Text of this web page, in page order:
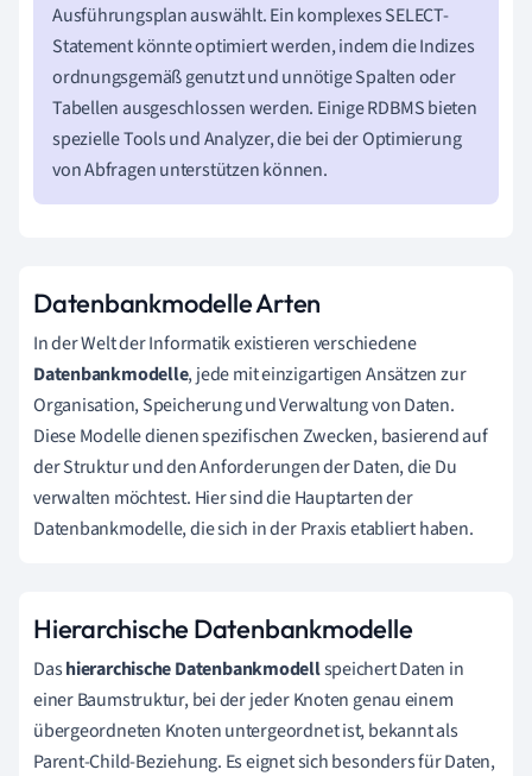
Ausführungsplan auswählt. Ein komplexes SELECT-
Statement könnte optimiert werden, indem die Indizes
ordnungsgemäß genutzt und unnötige Spalten oder
Tabellen ausgeschlossen werden. Einige RDBMS bieten
spezielle Tools und Analyzer, die bei der Optimierung
von Abfragen unterstützen können.
Datenbankmodelle Arten
In der Welt der Informatik existieren verschiedene
Datenbankmodelle, jede mit einzigartigen Ansätzen zur
Organisation, Speicherung und Verwaltung von Daten.
Diese Modelle dienen spezifischen Zwecken, basierend auf
der Struktur und den Anforderungen der Daten, die Du
verwalten möchtest. Hier sind die Hauptarten der
Datenbankmodelle, die sich in der Praxis etabliert haben.
Hierarchische Datenbankmodelle
Dashierarchische Datenbankmodellspeichert Daten in
einer Baumstruktur, bei der jeder Knoten genau einem
übergeordneten Knoten untergeordnet ist, bekannt als
Parent-Child-Beziehung. Es eignet sich besonders für Daten,